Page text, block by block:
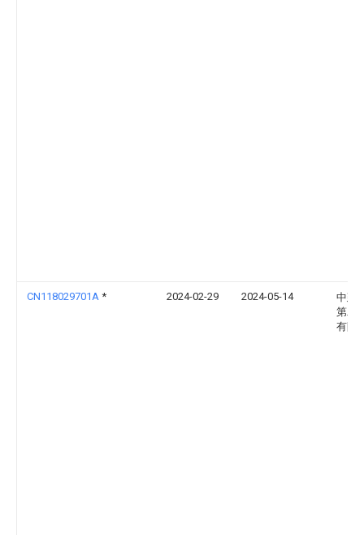
CN118029701A * 2024-02-29 2024-05-14
中建
第二
有限